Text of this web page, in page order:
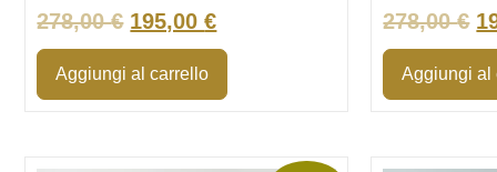
278,00€ 195,00€
Aggiungi al carrello
278,00€
Aggiungi al